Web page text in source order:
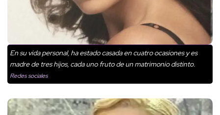
En su vida personal, ha estado casada en cuatro ocasiones y es
madre de tres hijos, cada uno fruto de un matrimonio distinto.
Redes sociales